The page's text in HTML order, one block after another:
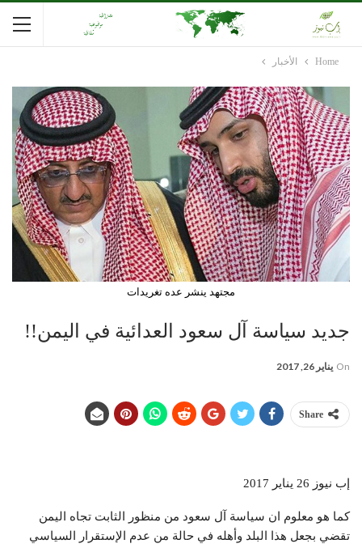
Home الأخبار
مجتهد ينشر عده تغريدات
جديد سياسة آل سعود العدائية في اليمن!!
On يناير 26, 2017
Share
إب نيوز 26 يناير 2017
كما هو معلوم ان سياسة آل سعود من منظور الثابت تجاه اليمن
تقضي بجعل هذا البلد وأهله في حالة من عدم الإستقرار السياسي